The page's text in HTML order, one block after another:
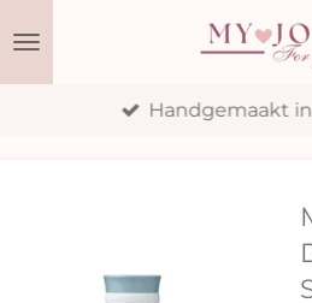
Handgemaakt